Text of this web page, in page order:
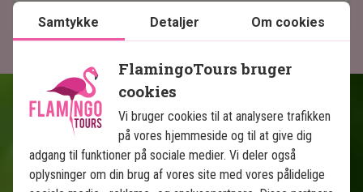
Fakta om Borneo
Samtykke Detaljer Om cookies
FlamingoTours bruger
cookies
Vi bruger cookies til at analysere trafikken
på vores hjemmeside og til at give dig
adgang til funktioner på sociale medier. Vi deler også
oplysninger om din brug af vores site med vores pålidelige